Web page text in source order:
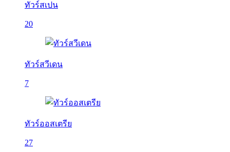
ทัวร์สเปน
20
ทัวร์สวีเดน
7
ทัวร์ออสเตรีย
27